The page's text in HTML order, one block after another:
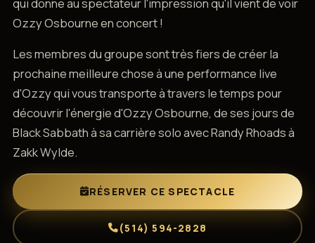
qui donne au spectateur l'impression qu'il vient de voir
Ozzy Osbourne en concert !
Les membres du groupe sont très fiers de créer la
prochaine meilleure chose à une performance live
d'Ozzy qui vous transporte à travers le temps pour
découvrir l'énergie d'Ozzy Osbourne, de ses jours de
Black Sabbath à sa carrière solo avec Randy Rhoads à
Zakk Wylde.
RÉSERVER CE SPECTACLE
(514) 594-2828